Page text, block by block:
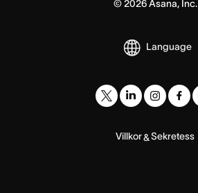
© 2026Asana, Inc.
Language
Villkor&Sekretess